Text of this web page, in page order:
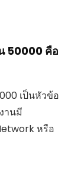
50000 คือ
เป็นหัวข้อ
านมี
หรือ